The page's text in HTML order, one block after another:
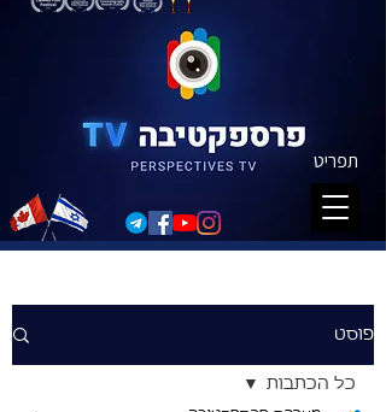
תפריט
פוסט
כל הכתבות